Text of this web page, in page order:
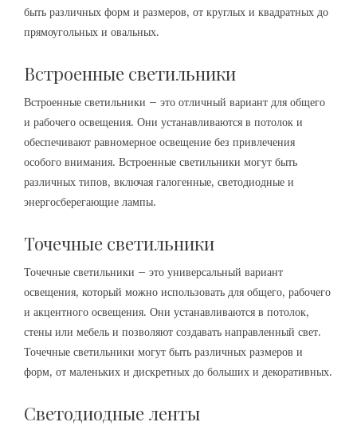
быть различных форм и размеров, от круглых и квадратных до
прямоугольных и овальных.
Встроенные светильники
Встроенные светильники – это отличный вариант для общего
и рабочего освещения. Они устанавливаются в потолок и
обеспечивают равномерное освещение без привлечения
особого внимания. Встроенные светильники могут быть
различных типов, включая галогенные, светодиодные и
энергосберегающие лампы.
Точечные светильники
Точечные светильники – это универсальный вариант
освещения, который можно использовать для общего, рабочего
и акцентного освещения. Они устанавливаются в потолок,
стены или мебель и позволяют создавать направленный свет.
Точечные светильники могут быть различных размеров и
форм, от маленьких и дискретных до больших и декоративных.
Светодиодные ленты